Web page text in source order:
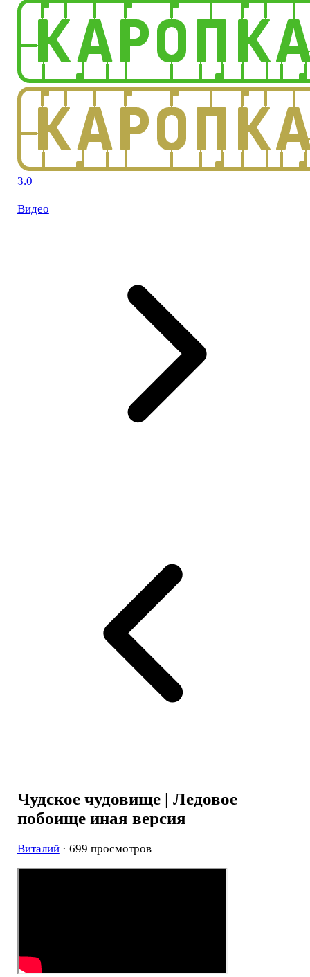
3.0
Видео
Чудское чудовище | Ледовое
побоище иная версия
Виталий· 699 просмотров